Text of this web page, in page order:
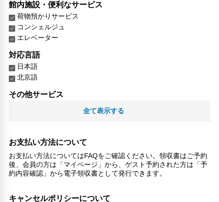
館内施設・便利なサービス
荷物預かりサービス
コンシェルジュ
エレベーター
対応言語
日本語
北京語
その他サービス
チェックイン/アウト（エクスプレス）
全て表示する
お支払い方法について
お支払い方法についてはFAQをご確認ください。領収書はご予約
後、会員の方は「マイページ」から、ゲスト予約された方は「予
約内容確認」から電子領収書として発行できます。
キャンセルポリシーについて